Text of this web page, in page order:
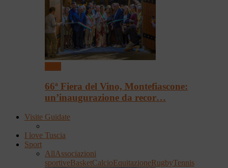
66ª Fiera del Vino, Montefiascone:
un’inaugurazione da recor…
Visite Guidate
I love Tuscia
Sport
AllAssociazioni
sportiveBasketCalcioEquitazioneRugbyTennis